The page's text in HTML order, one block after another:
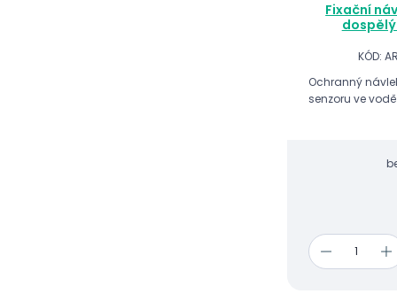
Fixační
KÓD:
Ochranný
senzoru ve